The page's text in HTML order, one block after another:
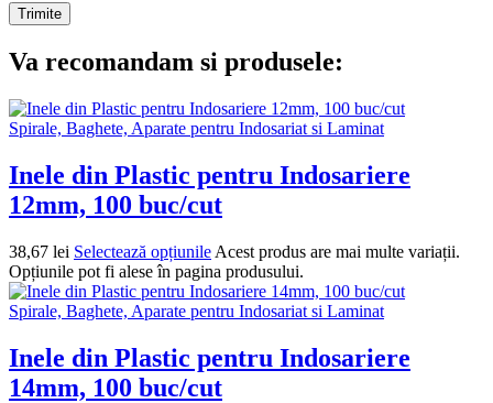
Va recomandam si produsele:
Spirale, Baghete, Aparate pentru Indosariat si Laminat
Inele din Plastic pentru Indosariere
12mm, 100 buc/cut
38,67 lei Selectează opțiunile Acest produs are mai multe variații.
Opțiunile pot fi alese în pagina produsului.
Spirale, Baghete, Aparate pentru Indosariat si Laminat
Inele din Plastic pentru Indosariere
14mm, 100 buc/cut